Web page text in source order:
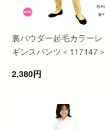
裏パウダー起毛カラーレ
ギンスパンツ＜117147＞
2,380円